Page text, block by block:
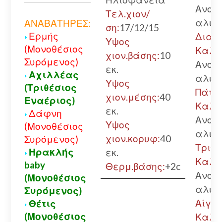
ΑΝΑΒΑΤΗΡΕΣ:
Ερμής
(Μονοθέσιος
Συρόμενος)
Αχιλλέας
(Τριθέσιος
Εναέριος)
Δάφνη
(Μονοθέσιος
Συρόμενος)
Ηρακλής
baby
(Μονοθέσιος
Συρόμενος)
Θέτις
(Μονοθέσιος
Τελ.χιον/
ση:17/12/15
Υψος
χιον.βάσης:10
εκ.
Υψος
χιον.μέσης:40
εκ.
Υψος
χιον.κορυφ:40
εκ.
Θερμ.βάσης:+2c